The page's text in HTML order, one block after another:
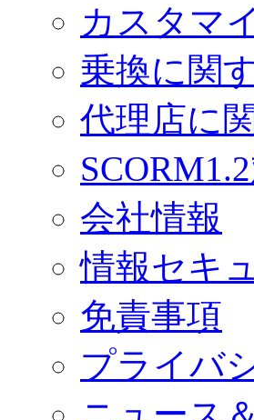
カスタマ
乗換に関
代理店に
会社情報
情報セキ
免責事項
プライバ